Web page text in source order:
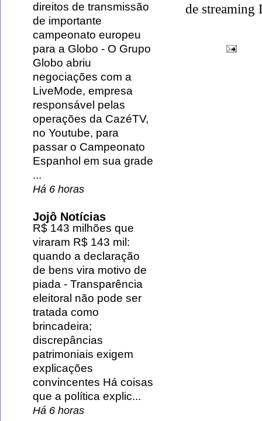
de streaming
direitos de transmissão
de importante
campeonato europeu
para a Globo - O Grupo
Globo abriu
negociações com a
LiveMode, empresa
responsável pelas
operações da CazéTV,
no Youtube, para
passar o Campeonato
Espanhol em sua grade
...
Há 6 horas
Jojô Notícias
R$ 143 milhões que
viraram R$ 143 mil:
quando a declaração
de bens vira motivo de
piada - Transparência
eleitoral não pode ser
tratada como
brincadeira;
discrepâncias
patrimoniais exigem
explicações
convincentes Há coisas
que a política explic...
Há 6 horas